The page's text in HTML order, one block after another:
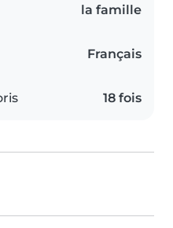
la famille
Français
18 fois